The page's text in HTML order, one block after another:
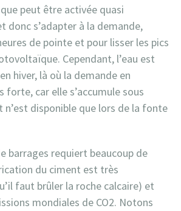
peut être activée quasi
donc s’adapter à la demande,
de pointe et pour lisser les pics
Cependant, l’eau est
hiver, là où la demande en
forte, car elle s’accumule sous
disponible que lors de la fonte
barrages requiert beaucoup de
du ciment est très
faut brûler la roche calcaire) et
mondiales de CO2. Notons